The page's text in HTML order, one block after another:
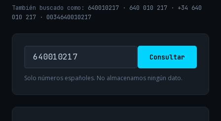
También buscado como: 640010217 · 640 010 217 · +34 640
010 217 · 0034640010217
Consultar
Solo números españoles. No almacenamos ningún dato.